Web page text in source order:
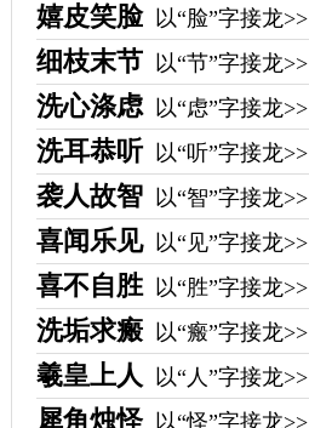
嬉皮笑脸 以“脸”字接龙>>
细枝末节 以“节”字接龙>>
洗心涤虑 以“虑”字接龙>>
洗耳恭听 以“听”字接龙>>
袭人故智 以“智”字接龙>>
喜闻乐见 以“见”字接龙>>
喜不自胜 以“胜”字接龙>>
洗垢求瘢 以“瘢”字接龙>>
羲皇上人 以“人”字接龙>>
犀角烛怪 以“怪”字接龙>>